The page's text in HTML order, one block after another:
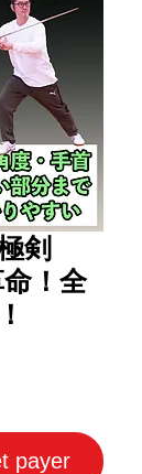
剣
！全
payer